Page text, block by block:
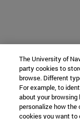
The University of
party cookies to
browse. Different
For example, to
about your
personalize how
cookies you want to